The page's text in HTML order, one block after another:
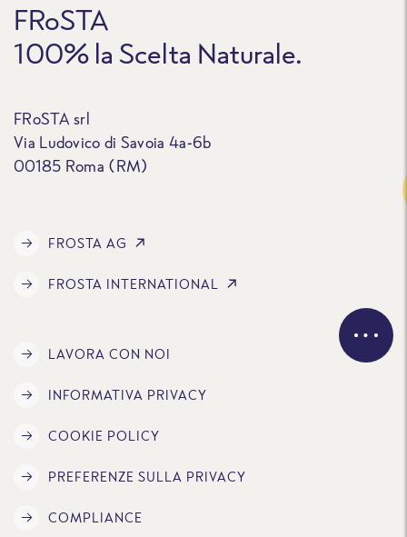
FRoSTA
100% la Scelta Naturale.
FRoSTA srl
Via Ludovico di Savoia 4a-6b
00185 Roma (RM)
FROSTA AG
FROSTA INTERNATIONAL
LAVORA CON NOI
INFORMATIVA PRIVACY
COOKIE POLICY
PREFERENZE SULLA PRIVACY
COMPLIANCE